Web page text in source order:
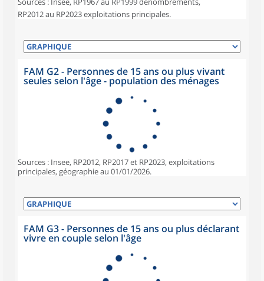
RP2012 au RP2023 exploitations principales.
FAM G2 - Personnes de 15 ans ou plus vivant
seules selon l'âge - population des ménages
Sources : Insee, RP2012, RP2017 et RP2023, exploitations
principales, géographie au 01/01/2026.
FAM G3 - Personnes de 15 ans ou plus déclarant
vivre en couple selon l'âge